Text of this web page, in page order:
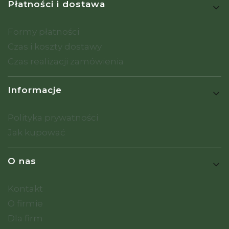
Płatności i dostawa
Formy płatności
Czas i koszty dostawy
Czas realizacji zamówienia
Informacje
Polityka prywatności
Jak kupować
O nas
Kontakt
O firmie
Dla firm